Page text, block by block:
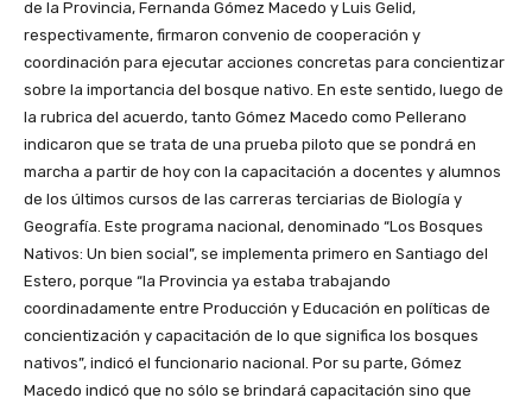
de la Provincia, Fernanda Gómez Macedo y Luis Gelid,
respectivamente, firmaron convenio de cooperación y
coordinación para ejecutar acciones concretas para concientizar
sobre la importancia del bosque nativo. En este sentido, luego de
la rubrica del acuerdo, tanto Gómez Macedo como Pellerano
indicaron que se trata de una prueba piloto que se pondrá en
marcha a partir de hoy con la capacitación a docentes y alumnos
de los últimos cursos de las carreras terciarias de Biología y
Geografía. Este programa nacional, denominado “Los Bosques
Nativos: Un bien social”, se implementa primero en Santiago del
Estero, porque “la Provincia ya estaba trabajando
coordinadamente entre Producción y Educación en políticas de
concientización y capacitación de lo que significa los bosques
nativos”, indicó el funcionario nacional. Por su parte, Gómez
Macedo indicó que no sólo se brindará capacitación sino que